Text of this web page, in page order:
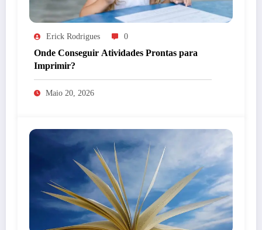
Erick Rodrigues 0
Onde Conseguir Atividades Prontas para
Imprimir?
Maio 20, 2026